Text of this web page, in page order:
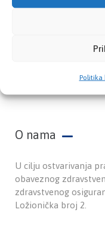
Politika
O nama
U cilju ostvarivanja
obaveznog
zdravstvenog
Ložionička broj 2.